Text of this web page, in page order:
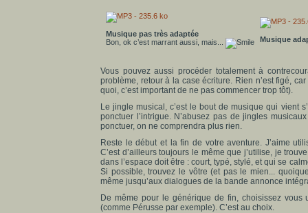
Musique pas très adaptée
Bon, ok c’est marrant aussi, mais...
Musique
Vous pouvez aussi procéder totalement à
problème, retour à la case écriture. Rien n’est figé,
quoi, c’est important de ne pas commencer trop tôt).
Le jingle musical, c’est le bout de musique qui vient
ponctuer l’intrigue. N’abusez pas de jingles
ponctuer, on ne comprendra plus rien.
Reste le début et la fin de votre aventure. J’aime
C’est d’ailleurs toujours le même que j’utilise, je
dans l’espace doit être : court, typé, stylé, et qui se
Si possible, trouvez le vôtre (et pas le mien...
même jusqu’aux dialogues de la bande annonce
De même pour le générique de fin, choisissez
(comme Pérusse par exemple). C’est au choix.